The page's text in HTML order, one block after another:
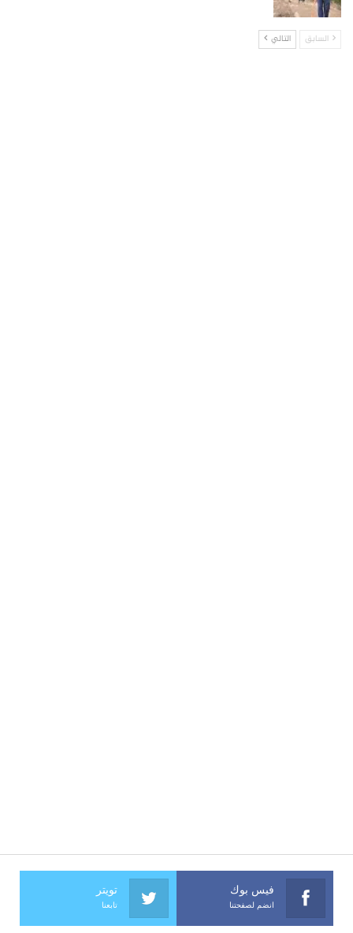
السابق التالي
فيس بوك
انضم لصفحتنا
تويتر
تابعنا